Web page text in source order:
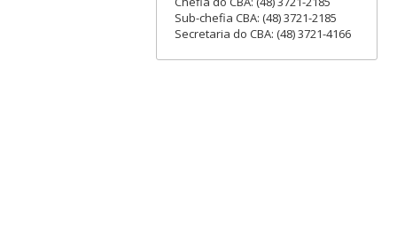
Sub-chefia CBA: (48) 3721-2185
Secretaria do CBA: (48) 3721-4166